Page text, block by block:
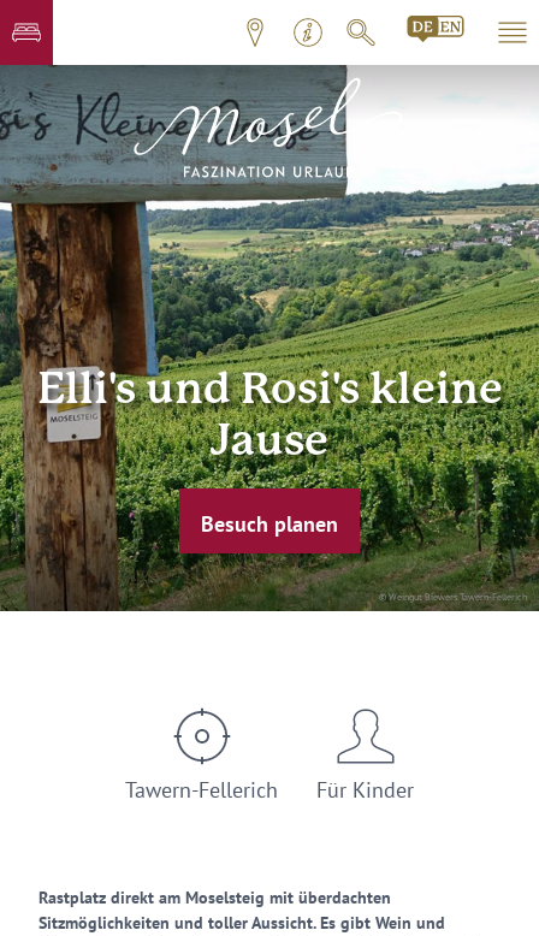
© Weingut Biewers Tawern-Fellerich
Elli's und Rosi's kleine
Jause
Besuch planen
Tawern-Fellerich Für Kinder
Rastplatz direkt am Moselsteig mit überdachten
Sitzmöglichkeiten und toller Aussicht. Es gibt Wein und